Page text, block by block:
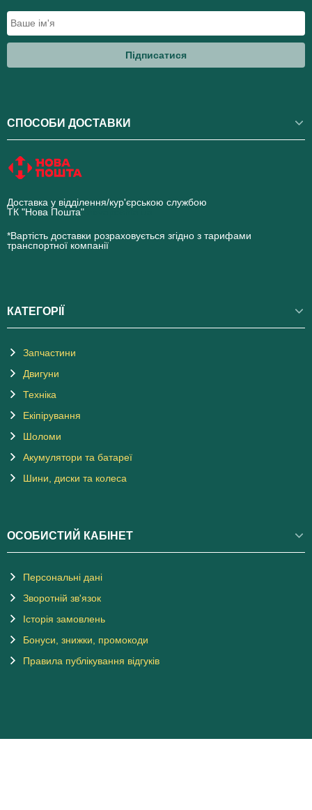
Підписатися
СПОСОБИ ДОСТАВКИ
Доставка у відділення/кур'єрською службою
ТК "Нова Пошта"
*Вартість доставки розраховується згідно з тарифами
транспортної компанії
КАТЕГОРІЇ
Запчастини
Двигуни
Техніка
Екіпірування
Шоломи
Акумулятори та батареї
Шини, диски та колеса
ОСОБИСТИЙ КАБІНЕТ
Персональні дані
Зворотній зв'язок
Історія замовлень
Бонуси, знижки, промокоди
Правила публікування відгуків